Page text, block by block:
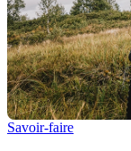
Savoir-faire